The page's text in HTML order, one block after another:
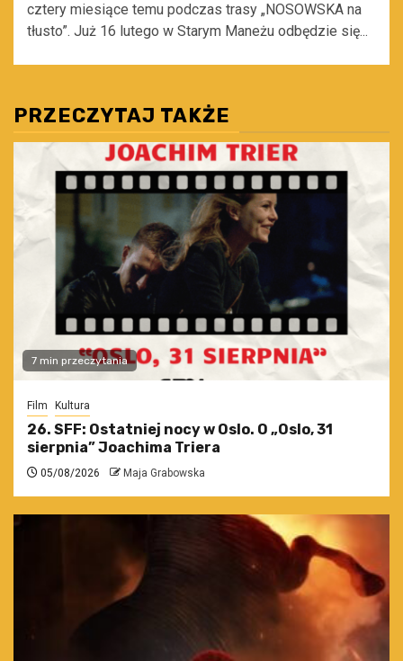
cztery miesiące temu podczas trasy „NOSOWSKA na
tłusto”. Już 16 lutego w Starym Maneżu odbędzie się...
PRZECZYTAJ TAKŻE
7 min przeczytania
Film Kultura
26. SFF: Ostatniej nocy w Oslo. O „Oslo, 31
sierpnia” Joachima Triera
05/08/2026 Maja Grabowska